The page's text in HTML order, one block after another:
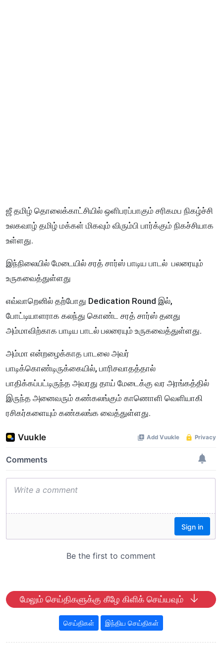
ஜீ தமிழ் தொலைக்காட்சியில் ஒளிபரப்பாகும் சரிகமப நிகழ்ச்சி
உலகவாழ் தமிழ் மக்கள் மிகவும் விரும்பி பார்க்கும் நிகச்சியாக
உள்ளது.
இந்நிலையில் மேடையில் சரத் சார்ஸ் பாடிய பாடல் பலரையும்
உருகவைத்துள்ளது
எவ்வாறெனில் தற்போது Dedication Round இல்,
போட்டியாளராக கலந்து கொண்ட சரத் சார்ஸ் தனது
அம்மாவிற்காக பாடிய பாடல் பலரையும் உருகவைத்துள்ளது.
அம்மா என்றழைக்காத பாடலை அவர்
பாடிக்கொண்டிருக்கையில், பாரிசவாதத்தால்
பாதிக்கப்பட்டிருந்த அவரது தாய் மேடைக்கு வர அரங்கத்தில்
இருந்த அனைவரும் கண்கலங்கும் காணொளி வெளியாகி
ரசிகர்களையும் கண்கலங்க வைத்துள்ளது.
மேலும் செய்திகளுக்கு கீழே கிளிக் செய்யவும்
செய்திகள் இந்திய செய்திகள்